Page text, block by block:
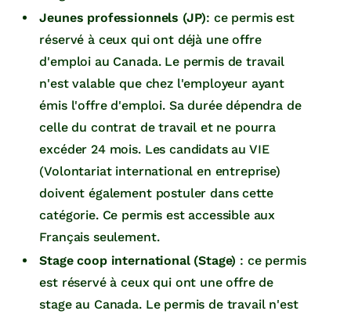
Jeunes professionnels (JP): ce permis est
réservé à ceux qui ont déjà une offre
d'emploi au Canada. Le permis de travail
n'est valable que chez l'employeur ayant
émis l'offre d'emploi. Sa durée dépendra de
celle du contrat de travail et ne pourra
excéder 24 mois. Les candidats au VIE
(Volontariat international en entreprise)
doivent également postuler dans cette
catégorie. Ce permis est accessible aux
Français seulement.
Stage coop international (Stage) : ce permis
est réservé à ceux qui ont une offre de
stage au Canada. Le permis de travail n'est